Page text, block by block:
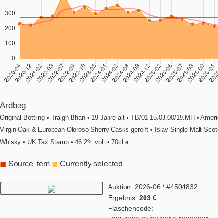
Ardbeg
Original Bottling • Traigh Bhan • 19 Jahre alt • TB/01-15.03.00/19.MH •
Virgin Oak & European Oloroso Sherry Casks gereift • Islay Single Malt
Whisky • UK Tax Stamp • 46.2% vol. • 70cl e
◼ Source item ◼ Currently selected
Auktion: 2026-06 / #4504832
Ergebnis: 203 €
Flaschencode: